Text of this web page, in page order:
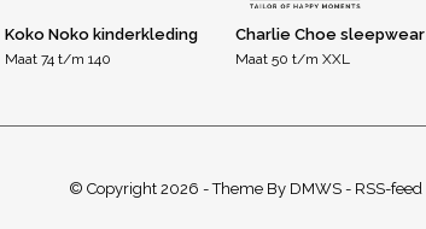
Koko Noko kinderkleding
Maat 74 t/m 140
Charlie Choe sleepwear
Maat 50 t/m XXL
© Copyright 2026 - Theme By DMWS- RSS-feed